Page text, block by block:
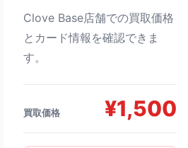
Clove Base店舗での買取価格
とカード情報を確認できま
す。
買取価格 ¥1,500